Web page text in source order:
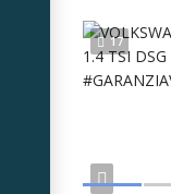
17